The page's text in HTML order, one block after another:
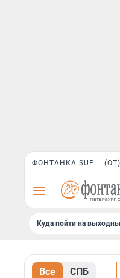
ФОНТАНКА SUP
Куда пойти на
Все СПБ